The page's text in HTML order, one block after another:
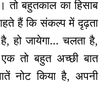
तो बहुतकाल का हिसाब
हैं कि संकल्प में दृढ़ता
हो जायेगा... चलता है,
तो बहुत अच्छी बात
नोट किया है, अपनी